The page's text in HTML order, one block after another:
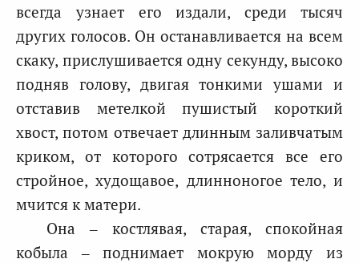
всегда узнает его издали, среди тысяч
других голосов. Он останавливается на всем
скаку, прислушивается одну секунду, высоко
подняв голову, двигая тонкими ушами и
отставив метелкой пушистый короткий
хвост, потом отвечает длинным заливчатым
криком, от которого сотрясается все его
стройное, худощавое, длинноногое тело, и
мчится к матери.
Она – костлявая, старая, спокойная
кобыла – поднимает мокрую морду из